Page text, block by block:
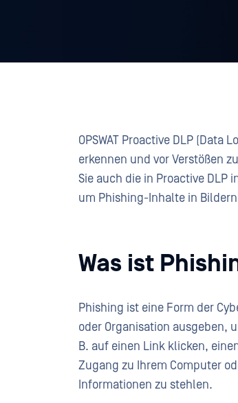
OPSWAT Proactive DLP
erkennen und vor Verstößen
Sie auch die in Proactive DLP
um Phishing-Inhalte in
Was ist
Phishing ist eine Form der
oder Organisation ausgeben,
B. auf einen Link klicken,
Zugang zu Ihrem Computer
Informationen zu stehlen.